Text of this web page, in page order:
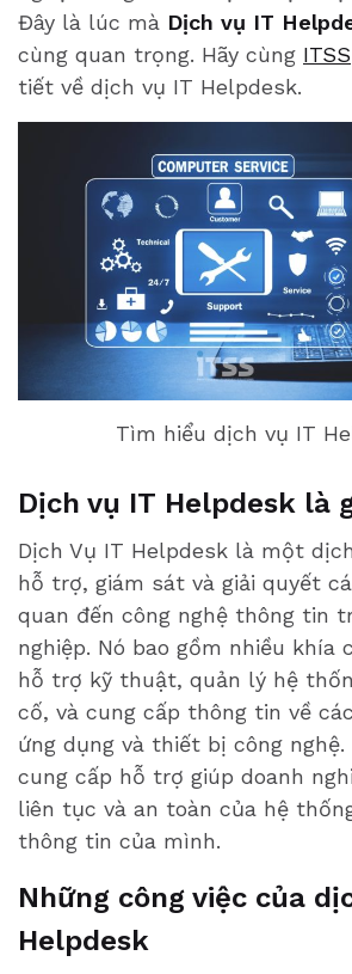
Đây là lúc mà Dịch vụ IT
cùng quan trọng. Hãy cùng ITSS
tiết về dịch vụ IT Helpdesk.
Tìm hiểu dịch vụ IT
Dịch vụ IT Helpdesk là
Dịch Vụ IT Helpdesk là một
hỗ trợ, giám sát và giải quyết
quan đến công nghệ thông tin
nghiệp. Nó bao gồm nhiều khía
hỗ trợ kỹ thuật, quản lý hệ
cố, và cung cấp thông tin về
ứng dụng và thiết bị công nghệ.
cung cấp hỗ trợ giúp doanh
liên tục và an toàn của hệ
thông tin của mình.
Những công việc của
Helpdesk